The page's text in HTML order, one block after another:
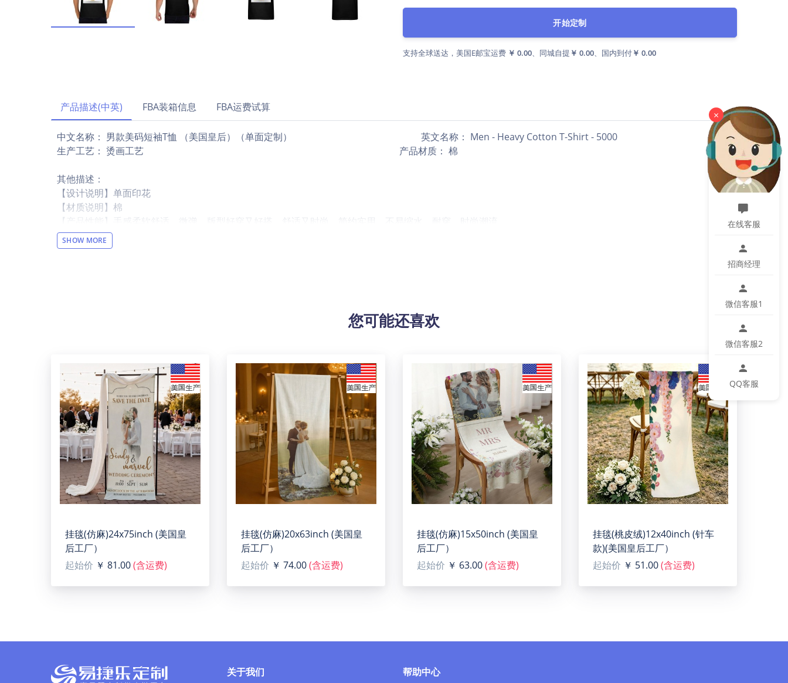
开始定制
支持全球送达，美国E邮宝运费 ￥ 0.00、同城自提 ￥ 0.00、国内到付￥ 0.00
产品描述(中英) FBA装箱信息 FBA运费试算
中文名称： 男款美码短袖T恤 （美国皇后）（单面定制） 英文名称： Men - Heavy Cotton T-Shirt - 5000
生产工艺： 烫画工艺 产品材质： 棉
其他描述：
【设计说明】单面印花
【材质说明】棉
【产品性能】手感柔软舒适，微弹，版型好穿又好搭，舒适又时尚，简约实用，不易缩水，耐穿，时尚潮流。
【适用场景】日常，居家，旅行，健身运动等。
【适用人群】男士（美码）
该图片展示效果仅供参考，最终效果以实物为准！由于生产批次、机器设备等客观因素原因，难以避免或将存在微小色差、位置及大小等误差，如遇以上问题均属
于正常现象，将不予纳入售后处理范畴。
产品尺码：(单位：Inch)
SHOW MORE
您可能还喜欢
挂毯(仿麻)24x75inch (美国皇
后工厂）
起始价 ￥ 81.00(含运费)
挂毯(仿麻)20x63inch (美国皇
后工厂）
起始价 ￥ 74.00(含运费)
挂毯(仿麻)15x50inch (美国皇
后工厂）
起始价 ￥ 63.00(含运费)
挂毯(桃皮绒)12x40inch (针车
款)(美国皇后工厂）
起始价 ￥ 51.00(含运费)
×
在线客服
招商经理
微信客服1
微信客服2
QQ客服
关于我们 帮助中心